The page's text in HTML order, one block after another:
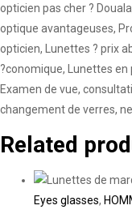
opticien pas cher ?
optique avantageuses,
opticien, Lunettes ? prix
?conomique, Lunettes
Examen de vue,
changement de verres,
Related
Eyes glasses,